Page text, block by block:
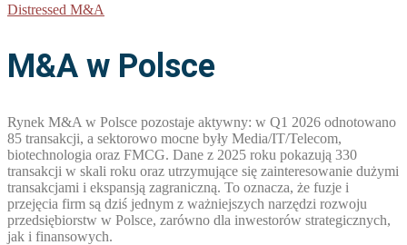
Distressed M&A
M&A w Polsce
Rynek M&A w Polsce pozostaje aktywny: w Q1 2026 odnotowano
85 transakcji, a sektorowo mocne były Media/IT/Telecom,
biotechnologia oraz FMCG. Dane z 2025 roku pokazują 330
transakcji w skali roku oraz utrzymujące się zainteresowanie dużymi
transakcjami i ekspansją zagraniczną. To oznacza, że fuzje i
przejęcia firm są dziś jednym z ważniejszych narzędzi rozwoju
przedsiębiorstw w Polsce, zarówno dla inwestorów strategicznych,
jak i finansowych.